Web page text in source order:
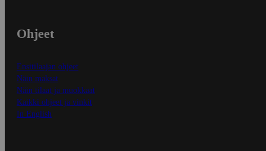
Ohjeet
Ensitilaajan ohjeet
Näin maksat
Näin tilaat ja muokkaat
Kaikki ohjeet ja vinkit
In English